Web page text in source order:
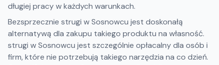
długiej pracy w każdych warunkach.
Bezsprzecznie strugi w Sosnowcu jest doskonałą
alternatywą dla zakupu takiego produktu na własność.
strugi w Sosnowcu jest szczególnie opłacalny dla osób i
firm, które nie potrzebują takiego narzędzia na co dzień.